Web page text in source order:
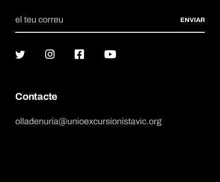
ENVIAR
Contacte
olladenuria@unioexcursionistavic.org